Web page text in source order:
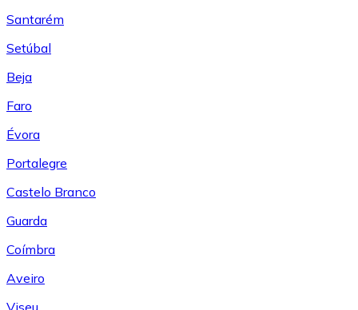
Santarém
Setúbal
Beja
Faro
Évora
Portalegre
Castelo Branco
Guarda
Coímbra
Aveiro